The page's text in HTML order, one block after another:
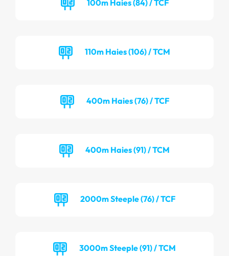
100m Haies (84) / TCF
110m Haies (106) / TCM
400m Haies (76) / TCF
400m Haies (91) / TCM
2000m Steeple (76) / TCF
3000m Steeple (91) / TCM